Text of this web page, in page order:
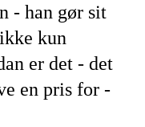
- han gør sit
kun
er det - det
en pris for -